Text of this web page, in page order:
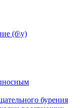
(б\у)
бурения